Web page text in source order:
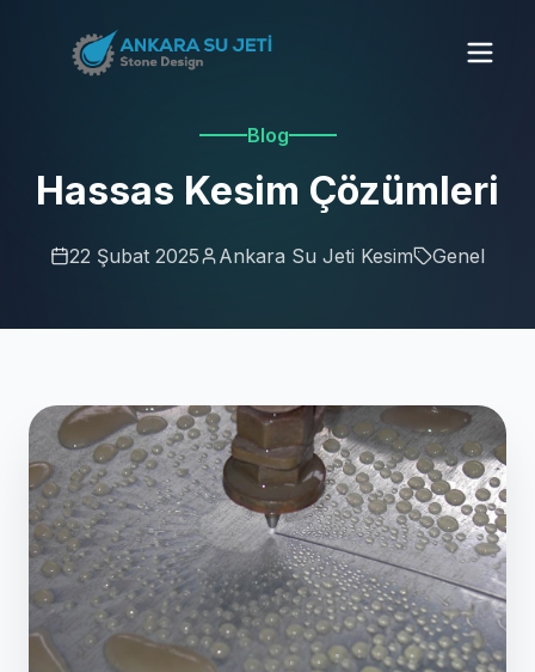
Blog
Hassas Kesim Çözümleri
22 Şubat 2025 Ankara Su Jeti Kesim Genel